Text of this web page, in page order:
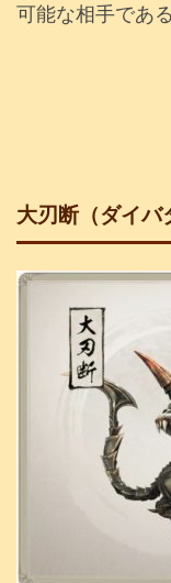
可能な相手である
大刃断（ダイバ